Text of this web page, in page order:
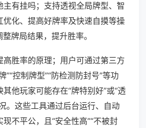
主有挂吗；支持透视全局牌型、智
优化、提高好牌率及快速自摸等操
牌局结果，提升胜率。
高胜率的原理；用户可通过第三方
”“控制牌型”“防检测防封号”等功
他玩家可能存在“牌特别好”或“透
。这些工具通过后台运行、自动
不平公，且“安全性高”“不被封